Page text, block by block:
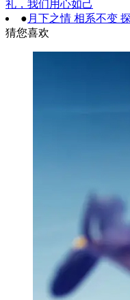
礼，我们用心如己
● 月下之情 相系不变
猜您喜欢